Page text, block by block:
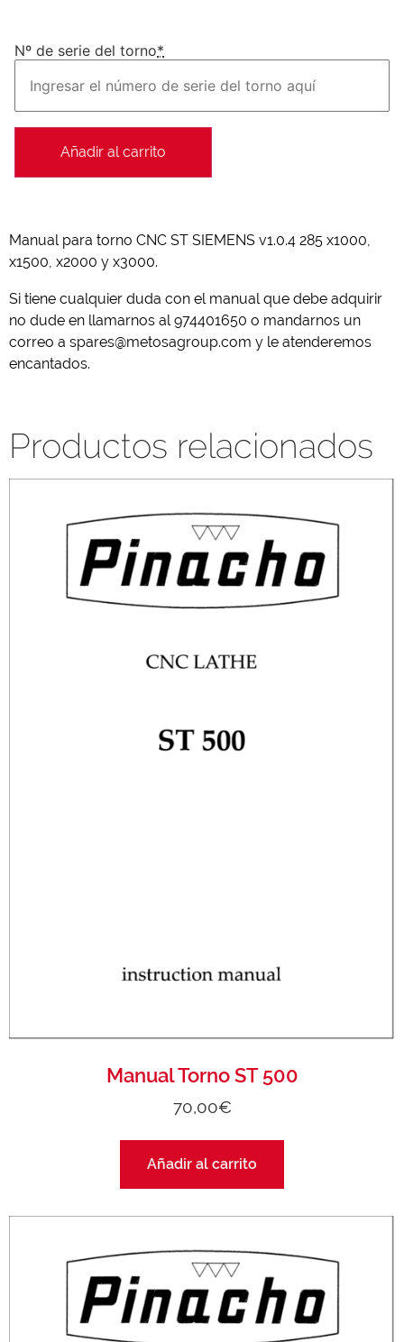
Nº de serie del torno*
Añadir al carrito
Manual para torno CNC ST SIEMENS v1.0.4 285 x1000,
x1500, x2000 y x3000.
Si tiene cualquier duda con el manual que debe adquirir
no dude en llamarnos al 974401650 o mandarnos un
correo a spares@metosagroup.com y le atenderemos
encantados.
Productos relacionados
Manual Torno ST 500
70,00€
Añadir al carrito